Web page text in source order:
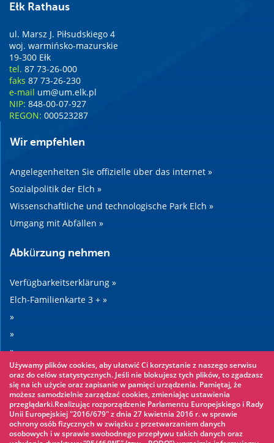
Ełk Rathaus
ul. Marsz J. Piłsudskiego 4
woj. warmińsko-mazurskie
19-300 Ełk
tel. 87 73-26-000
faks 87 73-26-230
e-mail um@um.elk.pl
NIP: 848-00-07-927
REGON: 000523287
Wir empfehlen
Angelegenheiten Sie offizielle über das internet »
Sozialpolitik der Elch »
Wissenschaftliche und technologische Park Elch »
Umgang mit Abfällen »
Abkürzung nehmen
Verfügbarkeitserklärung »
Elch-Familienkarte 3 + »
»
»
»
»
Sehenswertes
Seilpark »
Używamy plików cookies, aby ułatwić Ci korzystanie z naszego serwisu
oraz do celów statystycznych. Jeśli nie blokujesz tych plików, to zgadzasz
się na ich użycie oraz zapisanie w pamięci urządzenia. Pamiętaj, że
możesz samodzielnie zarządzać cookies, zmieniając ustawienia
przeglądarki.Realizując rozporządzenie Parlamentu Europejskiego i Rady
Unii Europejskiej "2016/679" z dnia 27 kwietnia 2016 r. w sprawie
ochrony osób fizycznych w związku z przetwarzaniem danych
osobowych i w sprawie swobodnego przepływu takich danych oraz